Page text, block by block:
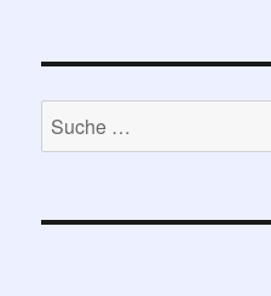
Suche
nach: